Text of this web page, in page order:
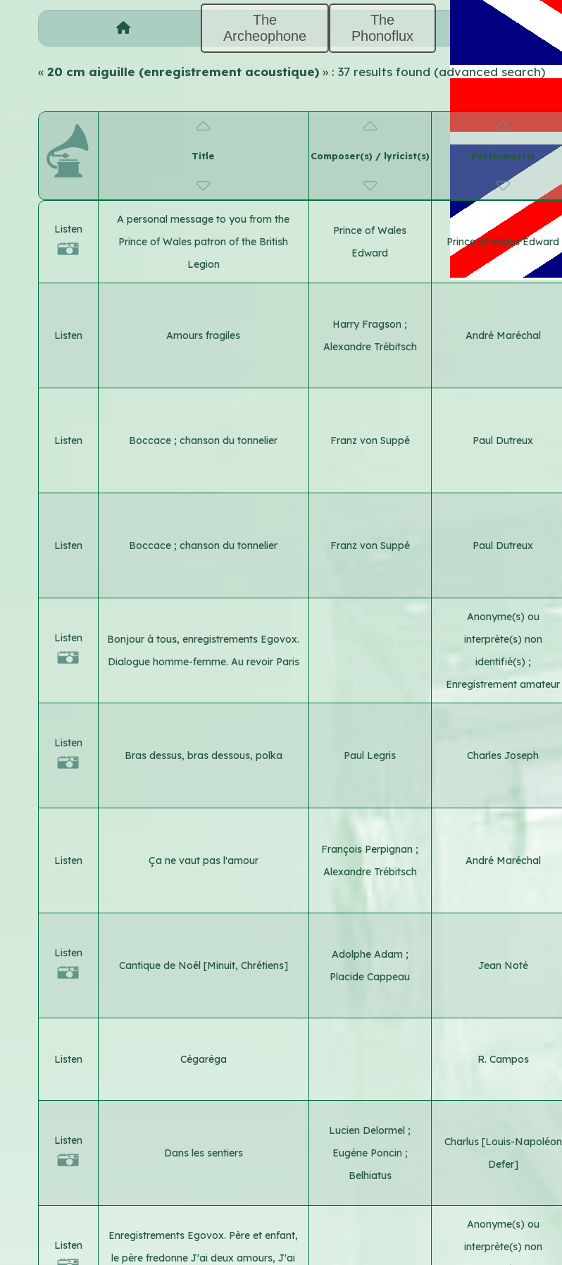
The
Archeophone
The
Phonoflux
«20 cm aiguille (enregistrement acoustique) » : 37 results found (advanced search)
Title Composer(s) / lyricist(s) Performer(s)
Listen
A personal message to you from the
Prince of Wales patron of the British
Legion
Prince of Wales
Edward
Prince of Wales Edward
Listen Amours fragiles
Harry Fragson ;
Alexandre Trébitsch
André Maréchal
Listen Boccace ; chanson du tonnelier Franz von Suppé Paul Dutreux
Listen Boccace ; chanson du tonnelier Franz von Suppé Paul Dutreux
Listen
Bonjour à tous, enregistrements Egovox.
Dialogue homme-femme. Au revoir Paris
Anonyme(s) ou
interprète(s) non
identifié(s) ;
Enregistrement amateur
Listen
Bras dessus, bras dessous, polka
Paul Legris Charles Joseph
Listen Ça ne vaut pas l'amour
François Perpignan ;
Alexandre Trébitsch
André Maréchal
Listen
Cantique de Noël [Minuit, Chrétiens]
Adolphe Adam ;
Placide Cappeau
Jean Noté
Listen Cégaréga R. Campos
Listen
Dans les sentiers
Lucien Delormel ;
Eugène Poncin ;
Belhiatus
Charlus [Louis-Napoléon
Defer]
Listen
Enregistrements Egovox. Père et enfant,
le père fredonne J'ai deux amours, J'ai
Anonyme(s) ou
interprète(s) non